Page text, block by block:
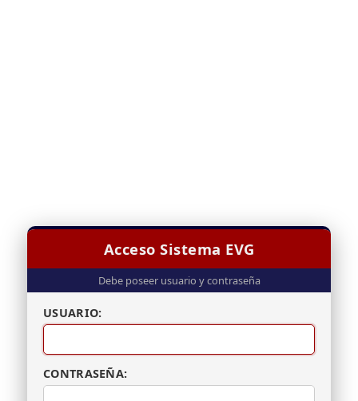
Acceso Sistema EVG
Debe poseer usuario y contraseña
USUARIO:
CONTRASEÑA: